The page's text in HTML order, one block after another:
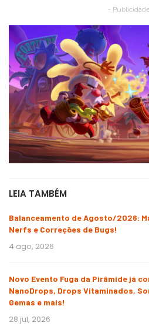
-
LEIA TAMBÉM
Balanceamento de Agosto/2026:
Nerfs e Correções de Bugs!
4 ago, 2026
Novo Evento Fuga da Pirâmide já
NanoDrops, Drops Vitaminados,
Gemas e mais!
28 jul, 2026